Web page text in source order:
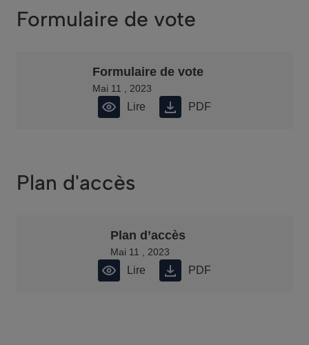
Formulaire de vote
Formulaire de vote
Mai 11 , 2023
Lire PDF
Plan d'accès
Plan d’accès
Mai 11 , 2023
Lire PDF